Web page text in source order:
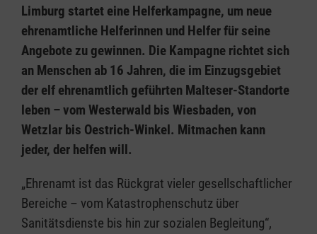
Limburg startet eine Helferkampagne, um neue
ehrenamtliche Helferinnen und Helfer für seine
Angebote zu gewinnen. Die Kampagne richtet sich
an Menschen ab 16 Jahren, die im Einzugsgebiet
der elf ehrenamtlich geführten Malteser-Standorte
leben – vom Westerwald bis Wiesbaden, von
Wetzlar bis Oestrich-Winkel. Mitmachen kann
jeder, der helfen will.
„Ehrenamt ist das Rückgrat vieler gesellschaftlicher
Bereiche – vom Katastrophenschutz über
Sanitätsdienste bis hin zur sozialen Begleitung“,